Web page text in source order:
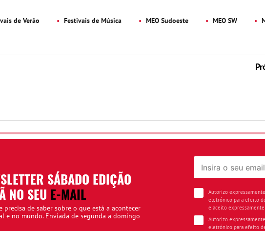
de Verão Festivais de Música MEO Sudoeste MEO SW
SÁBADO EDIÇÃO
NO SEU E-MAIL
precisa de saber sobre o que está a acontecer
e no mundo. Enviada de segunda a domingo
Autorizo
eletrónico para efeito
e aceito
Autorizo
eletrónico para efeito